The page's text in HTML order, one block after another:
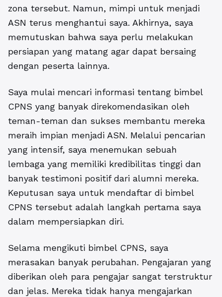
zona tersebut. Namun, mimpi untuk menjadi
ASN terus menghantui saya. Akhirnya, saya
memutuskan bahwa saya perlu melakukan
persiapan yang matang agar dapat bersaing
dengan peserta lainnya.
Saya mulai mencari informasi tentang bimbel
CPNS yang banyak direkomendasikan oleh
teman-teman dan sukses membantu mereka
meraih impian menjadi ASN. Melalui pencarian
yang intensif, saya menemukan sebuah
lembaga yang memiliki kredibilitas tinggi dan
banyak testimoni positif dari alumni mereka.
Keputusan saya untuk mendaftar di bimbel
CPNS tersebut adalah langkah pertama saya
dalam mempersiapkan diri.
Selama mengikuti bimbel CPNS, saya
merasakan banyak perubahan. Pengajaran yang
diberikan oleh para pengajar sangat terstruktur
dan jelas. Mereka tidak hanya mengajarkan